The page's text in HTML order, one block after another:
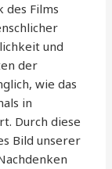
des Films
und
der
wie das
in
Durch diese
Bild unserer